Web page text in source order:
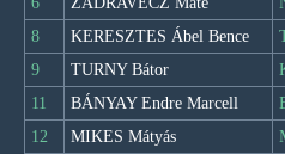
8
KERESZTES Ábel Bence
9
TURNY Bátor
11
BÁNYAY Endre Marcell
12
MIKES Mátyás